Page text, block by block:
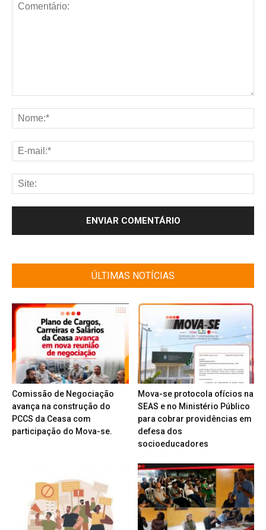
ÚLTIMAS NOTÍCIAS
Comissão de Negociação
avança na construção do
PCCS da Ceasa com
participação do Mova-se.
Mova-se protocola ofícios na
SEAS e no Ministério Público
para cobrar providências em
defesa dos
socioeducadores